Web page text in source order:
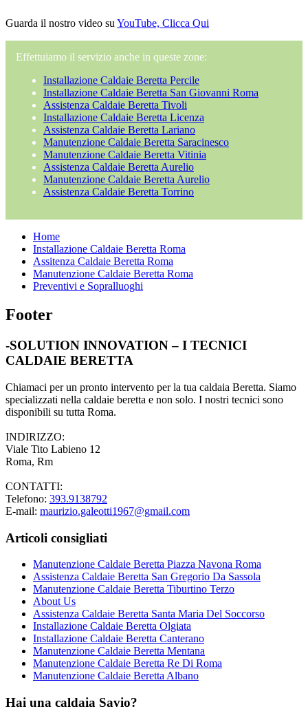
Guarda il nostro video su YouTube, Clicca Qui
Effettuiamo il servizio anche in queste zone:
Installazione Caldaie Beretta Percile
Installazione Caldaie Beretta San Giovanni Roma
Assistenza Caldaie Beretta Tivoli
Installazione Caldaie Beretta Licenza
Assistenza Caldaie Beretta Lariano
Manutenzione Caldaie Beretta Saracinesco
Manutenzione Caldaie Beretta Vitinia
Assistenza Caldaie Beretta Aurelio
Manutenzione Caldaie Beretta Aurelio
Assistenza Caldaie Beretta Torrino
Home
Installazione Caldaie Beretta Roma
Assitenza Caldaie Beretta Roma
Manutenzione Caldaie Beretta Roma
Preventivi e Sopralluoghi
Footer
-SOLUTION INNOVATION – I TECNICI
CALDAIE BERETTA
Chiamaci per un pronto intervento per la tua caldaia Beretta. Siamo
specializzati nella caldaie beretta e non solo. I nostri tecnici sono
disponibili su tutta Roma.
INDIRIZZO:
Viale Tito Labieno 12
Roma, Rm
CONTATTI:
Telefono: 393.9138792
E-mail: maurizio.galeotti1967@gmail.com
Articoli consigliati
Manutenzione Caldaie Beretta Piazza Navona Roma
Assistenza Caldaie Beretta San Gregorio Da Sassola
Manutenzione Caldaie Beretta Tiburtino Terzo
About Us
Assistenza Caldaie Beretta Santa Maria Del Soccorso
Installazione Caldaie Beretta Olgiata
Installazione Caldaie Beretta Canterano
Manutenzione Caldaie Beretta Mentana
Manutenzione Caldaie Beretta Re Di Roma
Manutenzione Caldaie Beretta Albano
Hai una caldaia Savio?